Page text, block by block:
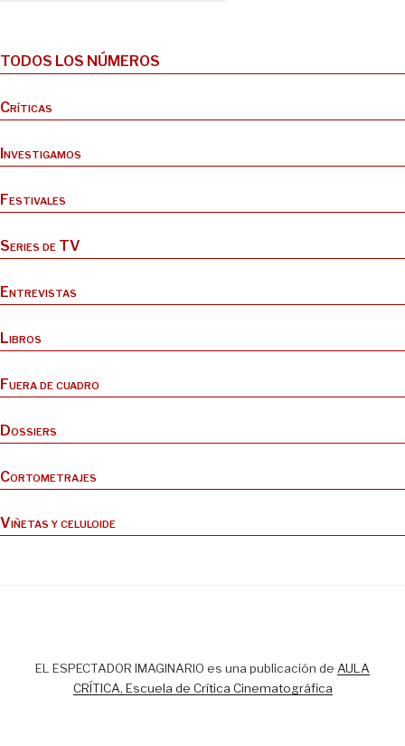
TODOS LOS NÚMEROS
Críticas
Investigamos
Festivales
Series de TV
Entrevistas
Libros
Fuera de cuadro
Dossiers
Cortometrajes
Viñetas y celuloide
EL ESPECTADOR IMAGINARIO es una publicación de AULA
CRÍTICA, Escuela de Crítica Cinematográfica